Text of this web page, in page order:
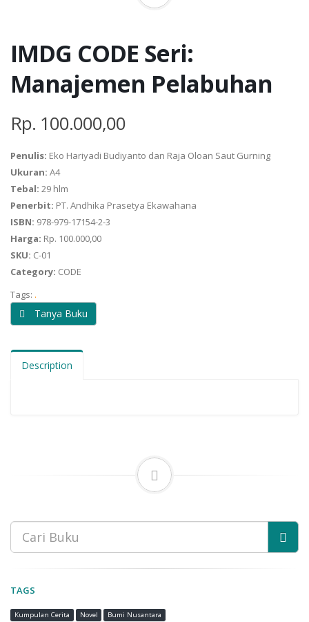
IMDG CODE Seri:
Manajemen Pelabuhan
Rp. 100.000,00
Penulis: Eko Hariyadi Budiyanto dan Raja Oloan Saut Gurning
Ukuran: A4
Tebal: 29 hlm
Penerbit: PT. Andhika Prasetya Ekawahana
ISBN: 978-979-17154-2-3
Harga: Rp. 100.000,00
SKU: C-01
Category: CODE
Tags: .
Tanya Buku
Description
TAGS
Kumpulan Cerita Novel Bumi Nusantara